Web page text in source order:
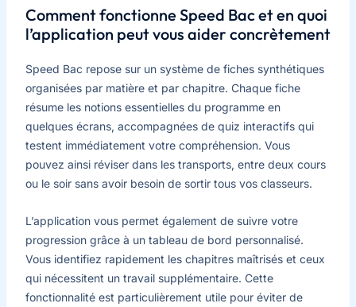
Comment fonctionne Speed Bac et en quoi
l’application peut vous aider concrètement
Speed Bac repose sur un système de fiches synthétiques
organisées par matière et par chapitre. Chaque fiche
résume les notions essentielles du programme en
quelques écrans, accompagnées de quiz interactifs qui
testent immédiatement votre compréhension. Vous
pouvez ainsi réviser dans les transports, entre deux cours
ou le soir sans avoir besoin de sortir tous vos classeurs.
L’application vous permet également de suivre votre
progression grâce à un tableau de bord personnalisé.
Vous identifiez rapidement les chapitres maîtrisés et ceux
qui nécessitent un travail supplémentaire. Cette
fonctionnalité est particulièrement utile pour éviter de